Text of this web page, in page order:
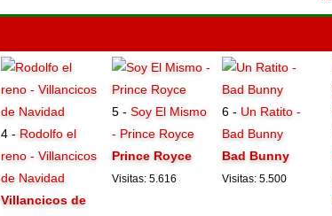
4 - Rodolfo el
reno - Villancicos
de Navidad
Villancicos de
5 - Soy El Mismo
- Prince Royce
Prince Royce
Visitas: 5.616
6 - Un Ratito -
Bad Bunny
Bad Bunny
Visitas: 5.500